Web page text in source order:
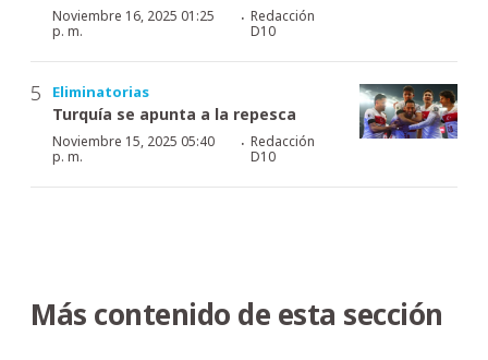
Noviembre 16, 2025 01:25
p. m.
·Redacción
D10
Eliminatorias
Turquía se apunta a la repesca
Noviembre 15, 2025 05:40
p. m.
·Redacción
D10
Más contenido de esta sección